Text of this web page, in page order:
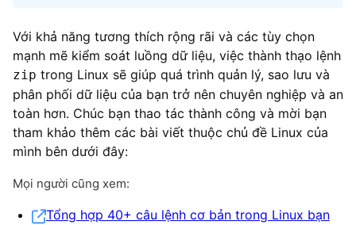
Với khả năng tương thích rộng rãi và các tùy chọn
mạnh mẽ kiểm soát luồng dữ liệu, việc thành thạo lệnh
zip trong Linux sẽ giúp quá trình quản lý, sao lưu và
phân phối dữ liệu của bạn trở nên chuyên nghiệp và an
toàn hơn. Chúc bạn thao tác thành công và mời bạn
tham khảo thêm các bài viết thuộc chủ đề Linux của
mình bên dưới đây:
Mọi người cũng xem:
Tổng hợp 40+ câu lệnh cơ bản trong Linux bạn